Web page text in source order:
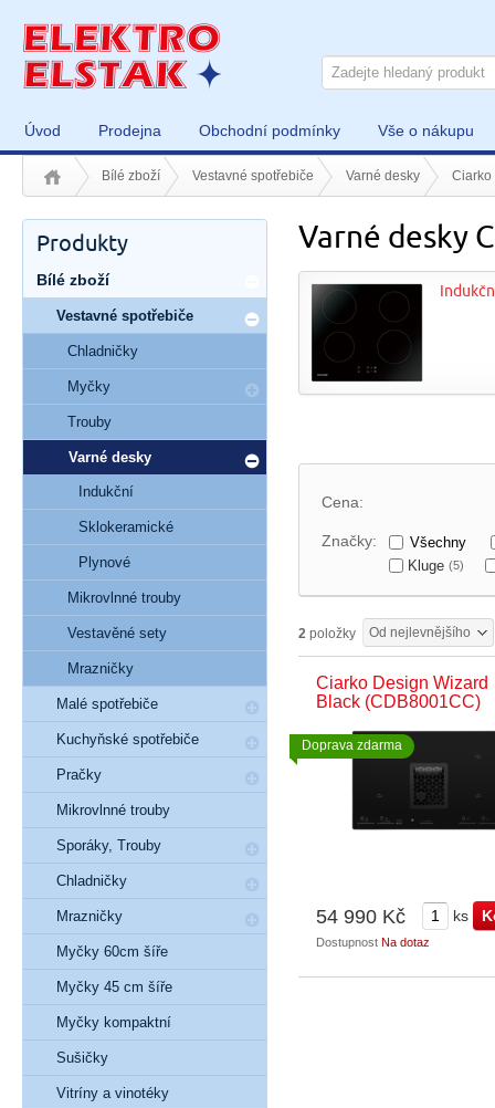
Úvod Prodejna Obchodní podmínky Vše o nákupu
Bílé zboží Vestavné spotřebiče Varné desky Ciarko
Varné desky
Cena:
Značky:
Všechny
Kluge (5)
2 položky Od nejlevnějšího
Ciarko Design Wizard
Black (CDB8001CC)
54 990 Kč ks
Dostupnost Na dotaz
Doprava zdarma
Produkty
Bílé zboží
Vestavné spotřebiče
Chladničky
Myčky
Trouby
Varné desky
Indukční
Sklokeramické
Plynové
Mikrovlnné trouby
Vestavěné sety
Mrazničky
Malé spotřebiče
Kuchyňské spotřebiče
Pračky
Mikrovlnné trouby
Sporáky, Trouby
Chladničky
Mrazničky
Myčky 60cm šíře
Myčky 45 cm šíře
Myčky kompaktní
Sušičky
Vitríny a vinotéky